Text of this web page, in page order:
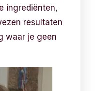
ingrediënten,
resultaten
waar je geen